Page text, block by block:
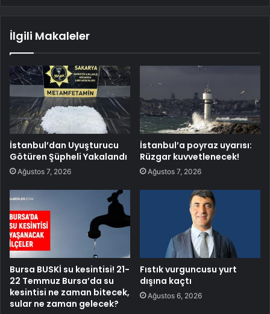
İlgili Makaleler
İstanbul’dan Uyuşturucu
Götüren Şüpheli Yakalandı
Ağustos 7, 2026
İstanbul’a poyraz uyarısı:
Rüzgar kuvvetlenecek!
Ağustos 7, 2026
Bursa BUSKİ su kesintisi! 21-
22 Temmuz Bursa’da su
kesintisi ne zaman bitecek,
sular ne zaman gelecek?
Fıstık vurguncusu yurt
dışına kaçtı
Ağustos 6, 2026